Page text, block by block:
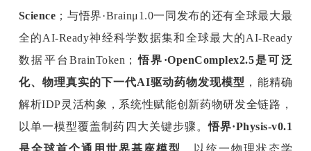
Science ；与悟界·Brainμ1.0一同发布的还有全球最大最
全的AI-Ready神经科学数据集和全球最大的AI-Ready
数据平台BrainToken； 悟界·OpenComplex2.5是可泛
化、物理真实的下一代AI驱动药物发现模型 ，能精确
解析IDP灵活构象，系统性赋能创新药物研发全链路，
以单一模型覆盖制药四大关键步骤。悟界·Physis-v0.1
是全球首个通用世界基座模型
，以统一物理状态学